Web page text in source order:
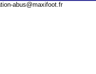
abus@maxifoot.fr